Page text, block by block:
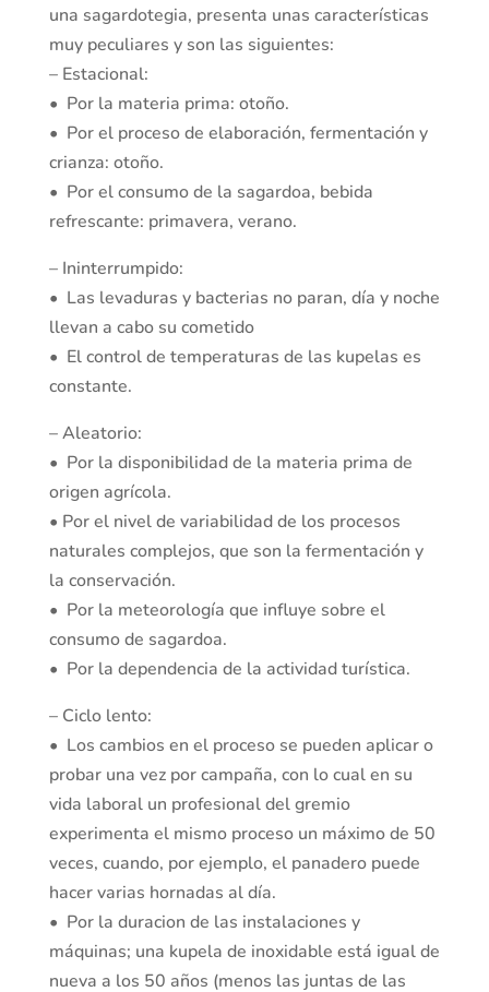
una sagardotegia, presenta unas características
muy peculiares y son las siguientes:
– Estacional:
• Por la materia prima: otoño.
• Por el proceso de elaboración, fermentación y
crianza: otoño.
• Por el consumo de la sagardoa, bebida
refrescante: primavera, verano.
– Ininterrumpido:
• Las levaduras y bacterias no paran, día y noche
llevan a cabo su cometido
• El control de temperaturas de las kupelas es
constante.
– Aleatorio:
• Por la disponibilidad de la materia prima de
origen agrícola.
• Por el nivel de variabilidad de los procesos
naturales complejos, que son la fermentación y
la conservación.
• Por la meteorología que influye sobre el
consumo de sagardoa.
• Por la dependencia de la actividad turística.
– Ciclo lento:
• Los cambios en el proceso se pueden aplicar o
probar una vez por campaña, con lo cual en su
vida laboral un profesional del gremio
experimenta el mismo proceso un máximo de 50
veces, cuando, por ejemplo, el panadero puede
hacer varias hornadas al día.
• Por la duracion de las instalaciones y
máquinas; una kupela de inoxidable está igual de
nueva a los 50 años (menos las juntas de las